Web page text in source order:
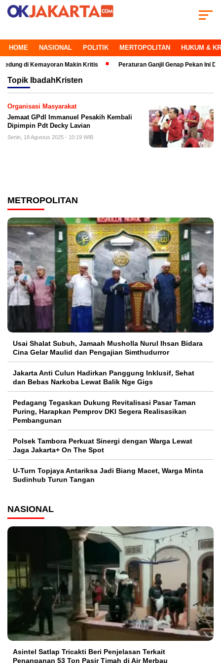
HOME NASIONAL POLITIK MERTOPOLITAN HUKUM &
di Kemayoran Makin Kritis Peraturan Ganjil Genap Pekan Ini
Topik IbadahKristen
Organisasi Masyarakat
Jemaat GPdI Immanuel Pesakih Kembali
Dipimpin Pdt Decky Lavian
Senin, 18 Agustus 2025 - 10:19 WIB
METROPOLITAN
Usai Shalat Subuh, Jamaah Musholla Nurul Ihsan Bidara
Cina Gelar Maulid dan Pengajian Simthudurror
Jakarta Anti Culun Hadirkan Panggung Inklusif, Sehat
dan Bebas Narkoba Lewat Balik Nge Gigs
Pedagang Tegaskan Dukung Revitalisasi Pasar Taman
Puring, Harapkan Pemprov DKI Segera Realisasikan
Pembangunan
Polsek Tambora Perkuat Sinergi dengan Warga Lewat
Jaga Jakarta+ On The Spot
U-Turn Topjaya Antariksa Jadi Biang Macet, Warga Minta
Sudinhub Turun Tangan
NASIONAL
Asintel Satlap Tricakti Beri Penjelasan Terkait
Penanganan 53 Ton Pasir Timah di Air Merbau